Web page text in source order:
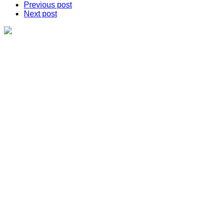
Previous post
Next post